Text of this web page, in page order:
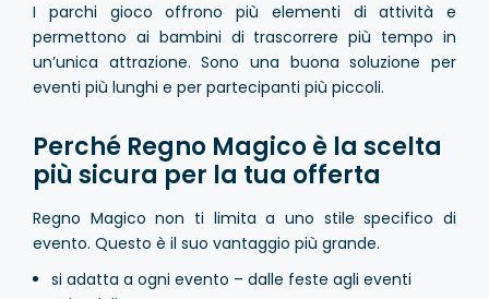
I parchi gioco offrono più elementi di attività e
permettono ai bambini di trascorrere più tempo in
un’unica attrazione. Sono una buona soluzione per
eventi più lunghi e per partecipanti più piccoli.
Perché Regno Magico è la scelta
più sicura per la tua offerta
Regno Magico non ti limita a uno stile specifico di
evento. Questo è il suo vantaggio più grande.
si adatta a ogni evento – dalle feste agli eventi